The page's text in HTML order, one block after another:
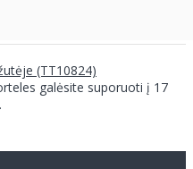
(TT10824)
galėsite suporuoti į 17